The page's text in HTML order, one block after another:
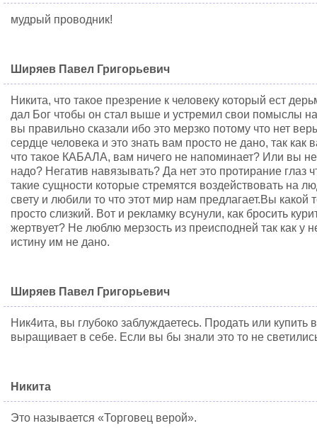
мудрый проводник!
Ширяев Павел Григорьевич
Никита, что такое презрение к человеку который ест
дал Бог чтобы он стал выше и устремил свои помыслы
вы правильно сказали ибо это мерзко потому что нет
сердце человека и это знать вам просто не дано, так
что такое КАБАЛА, вам ничего не напоминает? Или вы
надо? Негатив навязывать? Да нет это протирание глаз
такие сущности которые стремятся воздействовать на
свету и любили то что этот мир нам предлагает.Вы какой
просто слизкий. Вот и рекламку всунули, как бросить
жертвует? Не люблю мерзость из преисподней так как у
истину им не дано.
Ширяев Павел Григорьевич
Ник4ита, вы глубоко заблуждаетесь. Продать или
выращивает в себе. Если вы бы знали это то не
Никита
Это называется «Торговец верой».